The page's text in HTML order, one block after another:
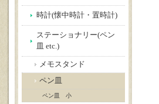
時計(懐中時計・置時計)
ステーショナリー(ペン
皿 etc.)
メモスタンド
ペン皿
ペン皿 小